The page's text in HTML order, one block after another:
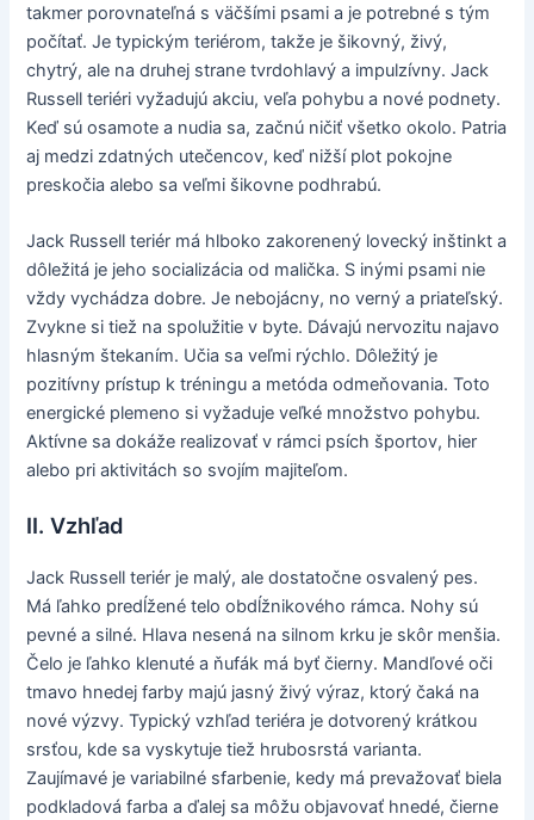
takmer porovnateľná s väčšími psami a je potrebné s tým
počítať. Je typickým teriérom, takže je šikovný, živý,
chytrý, ale na druhej strane tvrdohlavý a impulzívny. Jack
Russell teriéri vyžadujú akciu, veľa pohybu a nové podnety.
Keď sú osamote a nudia sa, začnú ničiť všetko okolo. Patria
aj medzi zdatných utečencov, keď nižší plot pokojne
preskočia alebo sa veľmi šikovne podhrabú.
Jack Russell teriér má hlboko zakorenený lovecký inštinkt a
dôležitá je jeho socializácia od malička. S inými psami nie
vždy vychádza dobre. Je nebojácny, no verný a priateľský.
Zvykne si tiež na spolužitie v byte. Dávajú nervozitu najavo
hlasným štekaním. Učia sa veľmi rýchlo. Dôležitý je
pozitívny prístup k tréningu a metóda odmeňovania. Toto
energické plemeno si vyžaduje veľké množstvo pohybu.
Aktívne sa dokáže realizovať v rámci psích športov, hier
alebo pri aktivitách so svojím majiteľom.
II. Vzhľad
Jack Russell teriér je malý, ale dostatočne osvalený pes.
Má ľahko predĺžené telo obdĺžnikového rámca. Nohy sú
pevné a silné. Hlava nesená na silnom krku je skôr menšia.
Čelo je ľahko klenuté a ňufák má byť čierny. Mandľové oči
tmavo hnedej farby majú jasný živý výraz, ktorý čaká na
nové výzvy. Typický vzhľad teriéra je dotvorený krátkou
srsťou, kde sa vyskytuje tiež hrubosrstá varianta.
Zaujímavé je variabilné sfarbenie, kedy má prevažovať biela
podkladová farba a ďalej sa môžu objavovať hnedé, čierne